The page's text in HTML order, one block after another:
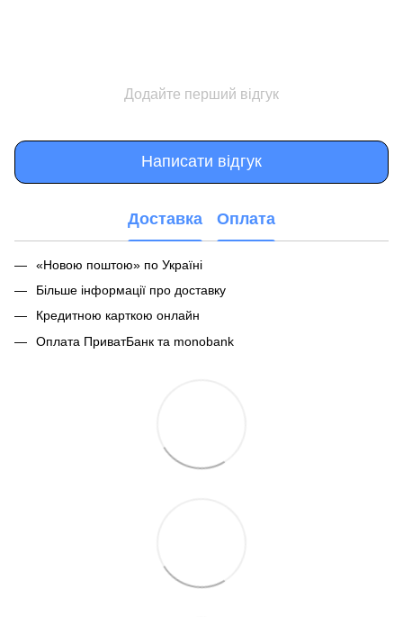
Додайте перший відгук
Написати відгук
Доставка Оплата
«Новою поштою» по Україні
Більше інформації про доставку
Кредитною карткою онлайн
Оплата ПриватБанк та monobank